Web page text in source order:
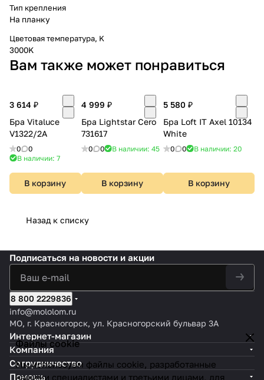
Тип крепления
На планку
Цветовая температура, K
3000K
Вам также может понравиться
3 614 ₽
Бра Vitaluce
V1322/2A
0
0
В наличии: 7
В корзину
4 999 ₽
Бра Lightstar Cero
731617
0 0 В наличии: 45
В корзину
5 580 ₽
Бра Loft IT Axel 10134
White
0 0 В наличии: 20
В корзину
Назад к списку
Файлы cookie
Мы используем файлы cookie, разработанные
нашими специалистами и третьими лицами, для
Подписаться на новости и акции
8 800 2229836
info@mololom.ru
МО, г. Красногорск, ул. Красногорский бульвар 3А
Интернет-магазин
Компания
Сотрудничество
Помощь